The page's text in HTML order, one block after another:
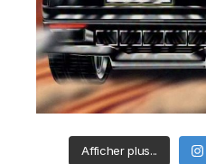
Afficher plus...